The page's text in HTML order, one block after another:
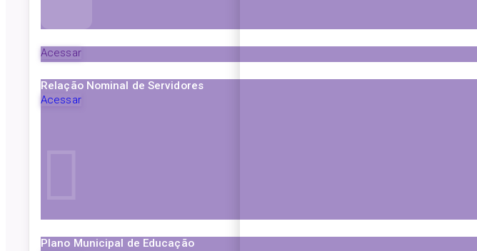
Acessar
Relação Nominal de Servidores
Acessar
Plano Municipal de Educação